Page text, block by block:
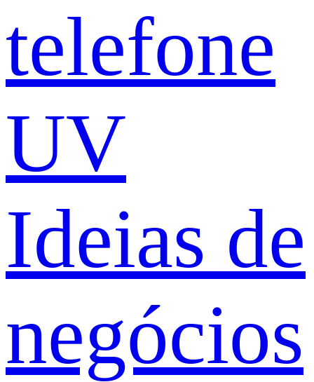
telefone
UV
Ideias de
negócios